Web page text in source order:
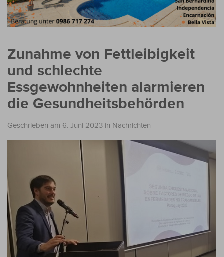
Zunahme von Fettleibigkeit
und schlechte
Essgewohnheiten alarmieren
die Gesundheitsbehörden
Geschrieben am 6. Juni 2023 in Nachrichten